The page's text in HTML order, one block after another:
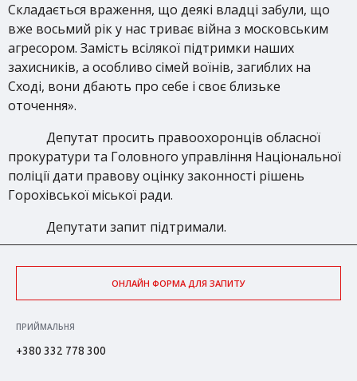
Складається враження, що деякі владці забули, що
вже восьмий рік у нас триває війна з московським
агресором. Замість всілякої підтримки наших
захисників, а особливо сімей воїнів, загиблих на
Сході, вони дбають про себе і своє близьке
оточення».
Депутат просить правоохоронців обласної
прокуратури та Головного управління Національної
поліції дати правову оцінку законності рішень
Горохівської міської ради.
Депутати запит підтримали.
ОНЛАЙН ФОРМА ДЛЯ ЗАПИТУ
ПРИЙМАЛЬНЯ
+380 332 778 300